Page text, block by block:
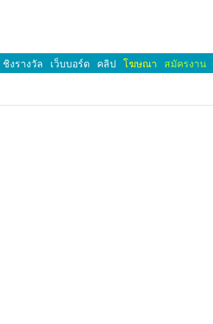
ชิงรางวัล เว็บบอร์ด คลิป โฆษณา สมัครงาน